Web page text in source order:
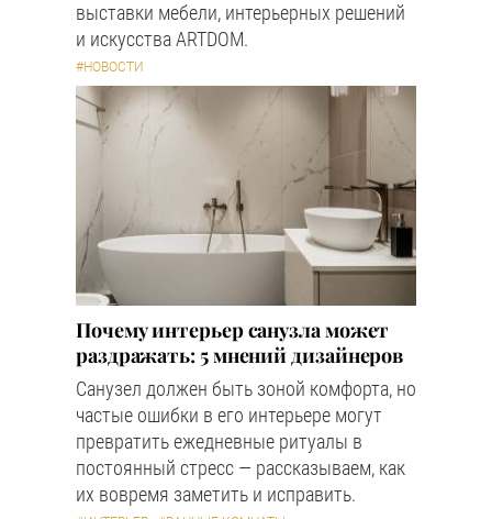
выставки мебели, интерьерных решений
и искусства ARTDOM.
#НОВОСТИ
Почему интерьер санузла может
раздражать: 5 мнений дизайнеров
Санузел должен быть зоной комфорта, но
частые ошибки в его интерьере могут
превратить ежедневные ритуалы в
постоянный стресс — рассказываем, как
их вовремя заметить и исправить.